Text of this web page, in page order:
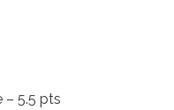
– 5.5 pts